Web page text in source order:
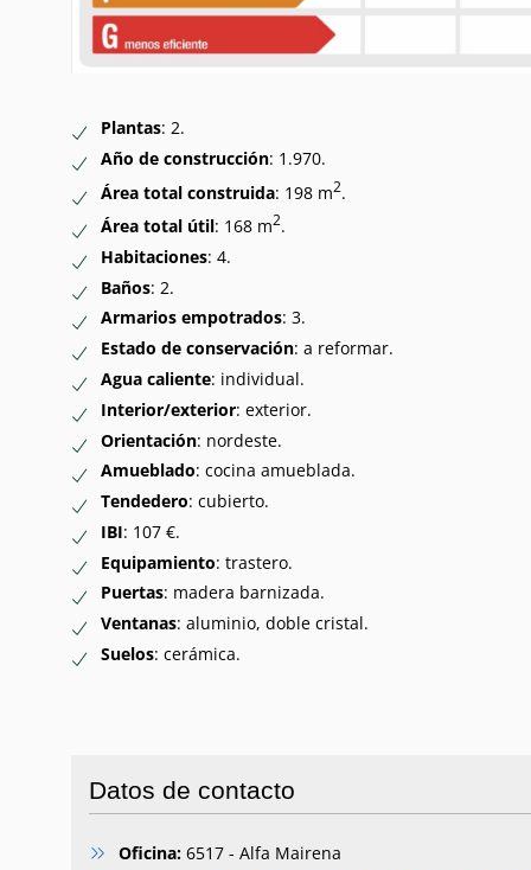
Plantas: 2.
Año de construcción: 1.970.
Área total construida: 198 m2.
Área total útil: 168 m2.
Habitaciones: 4.
Baños: 2.
Armarios empotrados: 3.
Estado de conservación: a reformar.
Agua caliente: individual.
Interior/exterior: exterior.
Orientación: nordeste.
Amueblado: cocina amueblada.
Tendedero: cubierto.
IBI: 107 €.
Equipamiento: trastero.
Puertas: madera barnizada.
Ventanas: aluminio, doble cristal.
Suelos: cerámica.
Datos de contacto
Oficina:6517 - Alfa Mairena